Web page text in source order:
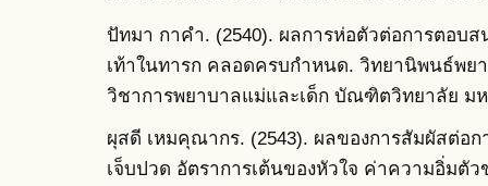
ปัทมา กาคำ. (2540). ผลการห่อตัวต่อการตอบ
เท้าในทารก คลอดครบกำหนด. วิทยานิพนธ์พ
วิชาการพยาบาลแม่และเด็ก บัณฑิตวิทยาลัย มห
ผุสดี เหมคุณากร. (2543). ผลของการสัมผัสต่อ
เจ็บปวด อัตราการเต้นของหัวใจ ค่าความอิ่มตัว